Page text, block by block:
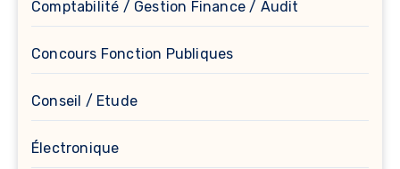
Comptabilité / Gestion Finance / Audit
Concours Fonction Publiques
Conseil / Etude
Électronique